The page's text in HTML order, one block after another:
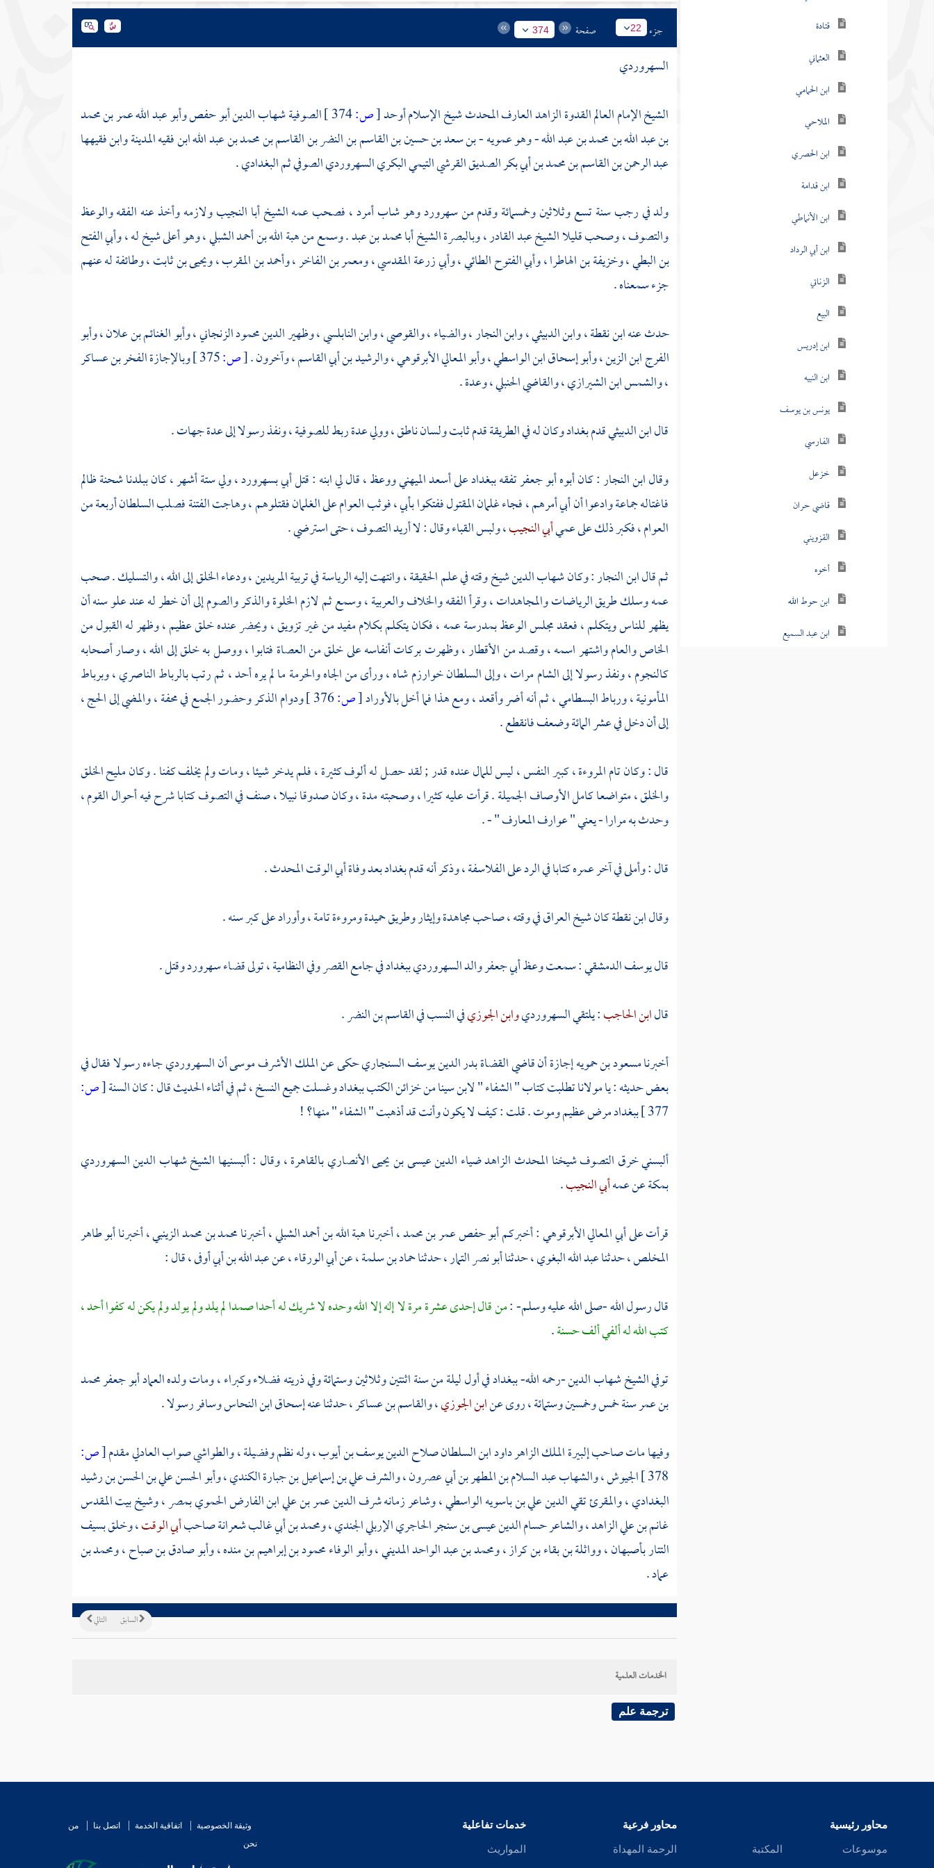
قتادة
العثماني
ابن الحمامي
الملاحي
ابن الحصري
ابن قدامة
ابن الأنماطي
ابن أبي الرداد
الزناتي
البيع
ابن إدريس
ابن النبيه
يونس بن يوسف
الفارسي
خزعل
قاضي حران
القزويني
أخوه
ابن حوط الله
ابن عبد السميع
ابن صصرى
جزء 22 صفحة 374
السهروردي
الشيخ الإمام العالم القدوة الزاهد العارف المحدث شيخ الإسلام أوحد[ص:374 ] الصوفيةشهاب الدين أبو حفص وأبو عبد الله عمر بن محمد
بن عبد الله بن محمد بن عبد الله - وهو عمويه - بن سعد بن حسين بن القاسم بن النضر بن القاسم بن محمد بن عبد الله ابن فقيهالمدينةوابن فقيهها
عبد الرحمن بن القاسم بن محمد بن أبي بكر الصديق القرشي التيمي البكري السهروردي الصوفي ثم البغدادي.
ولد في رجب سنة تسع وثلاثين وخمسمائة وقدم منسهروردوهو شاب أمرد ، فصحب عمه الشيخأبا النجيبولازمه وأخذ عنه الفقه والوعظ
والتصوف ، وصحب قليلا الشيخعبد القادر،وبالبصرةالشيخأبا محمد بن عبد. وسمع منهبة الله بن أحمد الشبلي، وهو أعلى شيخ له ،وأبي الفتح
بن البطي،وخزيفة بن الهاطرا،وأبي الفتوح الطائي،وأبي زرعة المقدسي،ومعمر بن الفاخر،وأحمد بن المقرب،ويحيى بن ثابت، وطائفة له عنهم
جزء سمعناه .
حدث عنهابن نقطة،وابن الدبيثي،وابن النجار،والضياء،والقوصي،وابن النابلسي،وظهير الدين محمود الزنجاني،وأبو الغنائم بن علان،وأبو
الفرج ابن الزين،وأبو إسحاق ابن الواسطي،وأبو المعالي الأبرقوهي،والرشيد بن أبي القاسم، وآخرون .[ص: وبالإجازةالفخر بن عساكر
،والشمس ابن الشيرازي،والقاضي الحنبلي، وعدة .
قالابن الدبيثيقدمبغدادوكان له في الطريقة قدم ثابت ولسان ناطق ، وولي عدة ربطللصوفية، ونفذ رسولا إلى عدة جهات .
وقالابن النجار: كان أبوهأبو جعفرتفقهببغدادعلىأسعد الميهنيووعظ ، قال لي ابنه : قتل أبيبسهرورد، ولي ستة أشهر ، كان ببلدنا شحنة ظالم
فاغتاله جماعة وادعوا أن أبي أمرهم ، فجاء غلمان المقتول ففتكوا بأبي ، فوثب العوام على الغلمان فقتلوهم ، وهاجت الفتنة فصلب السلطان أربعة من
العوام ، فكبر ذلك على عميأبي النجيب، ولبس القباء وقال : لا أريد التصوف ، حتى استرضي .
ثم قالابن النجار: وكانشهاب الدينشيخ وقته في علم الحقيقة ، وانتهت إليه الرياسة في تربية المريدين ، ودعاء الخلق إلى الله ، والتسليك . صحب
عمه وسلك طريق الرياضات والمجاهدات ، وقرأ الفقه والخلاف والعربية ، وسمع ثم لازم الخلوة والذكر والصوم إلى أن خطر له عند علو سنه أن
يظهر للناس ويتكلم ، فعقد مجلس الوعظ بمدرسة عمه ، فكان يتكلم بكلام مفيد من غير تزويق ، ويحضر عنده خلق عظيم ، وظهر له القبول من
الخاص والعام واشتهر اسمه ، وقصد من الأقطار ، وظهرت بركات أنفاسه على خلق من العصاة فتابوا ، ووصل به خلق إلى الله ، وصار أصحابه
كالنجوم ، ونفذ رسولا إلىالشاممرات ، وإلىالسلطان خوارزم شاه، ورأى من الجاه والحرمة ما لم يره أحد ، ثم رتببالرباط الناصري،وبرباط
المأمونية،ورباط البسطامي، ثم أنه أضر وأقعد ، ومع هذا فما أخل بالأوراد[ص:376 ]
ودوام الذكر وحضور الجمع في محفة ، والمضي إلى الحج ،
إلى أن دخل في عشر المائة وضعف فانقطع .
قال : وكان تام المروءة ، كبير النفس ، ليس للمال عنده قدر ; لقد حصل له ألوف كثيرة ، فلم يدخر شيئا ، ومات ولم يخلف كفنا . وكان مليح الخلق
والخلق ، متواضعا كامل الأوصاف الجميلة . قرأت عليه كثيرا ، وصحبته مدة ، وكان صدوقا نبيلا ، صنف في التصوف كتابا شرح فيه أحوال القوم ،
وحدث به مرارا - يعني " عوارف المعارف " - .
قال : وأملى في آخر عمره كتابا في الرد علىالفلاسفة، وذكر أنه قدمبغدادبعد وفاةأبي الوقت المحدث.
وقالابن نقطةكان شيخالعراقفي وقته ، صاحب مجاهدة وإيثار وطريق حميدة ومروءة تامة ، وأوراد على كبر سنه .
قاليوسف الدمشقي: سمعت وعظأبي جعفروالدالسهرورديببغدادفيجامع القصروفيالنظامية، تولى قضاءسهروردوقتل .
قالابن الحاجب: يلتقيالسهرورديوابن الجوزيفي النسب فيالقاسم بن النضر.
أخبرنامسعود بن حمويهإجازة أنقاضي القضاة بدر الدين يوسف السنجاريحكى عنالملك الأشرف موسىأنالسهرورديجاءه رسولا فقال في
بعض حديثه : يا مولانا تطلبت كتاب " الشفاء "لابن سينامن خزائن الكتبببغدادوغسلت جميع النسخ ، ثم في أثناء الحديث قال : كان السنة[ص:
377 ] ببغدادمرض عظيم وموت . قلت : كيف لا يكون وأنت قد أذهبت " الشفاء " منها؟ !
ألبسني خرق التصوف شيخناالمحدث الزاهد ضياء الدين عيسى بن يحيى الأنصاريبالقاهرة، وقال : ألبسنيها الشيخشهاب الدين السهروردي
بمكةعن عمهأبي النجيب.
قرأت علىأبي المعالي الأبرقوهي: أخبركمأبو حفص عمر بن محمد، أخبرناهبة الله بن أحمد الشبلي، أخبرنامحمد بن محمد الزينبي، أخبرناأبو طاهر
المخلص، حدثناعبد الله البغوي، حدثناأبو نصر التمار، حدثناحماد بن سلمة، عنأبي الورقاء، عنعبد الله بن أبي أوفى، قال :
قال رسول الله -صلى الله عليه وسلم- :من قال إحدى عشرة مرة لا إله إلا الله وحده لا شريك له أحدا صمدا لم يلد ولم يولد ولم يكن له كفوا أحد ،
كتب الله له ألفي ألف حسنة.
توفي الشيخشهاب الدين-رحمه الله-ببغدادفي أول ليلة من سنة اثنتين وثلاثين وستمائة وفي ذريته فضلاء وكبراء ، ومات ولدهالعماد أبو جعفر محمد
بن عمرسنة خمس وخمسين وستمائة ، روى عنابن الجوزي،والقاسم بن عساكر، حدثنا عنهإسحاق ابن النحاسوسافر رسولا .
وفيها مات صاحبإلبيرةالملك الزاهر داود ابن السلطان صلاح الدين يوسف بن أيوب، وله نظم وفضيلة ،والطواشيصوابالعادليمقدم[ص:
378 ] الجيوش ،والشهاب عبد السلام بن المطهر بن أبي عصرون،والشرف علي بن إسماعيل بن جبارة الكندي،وأبو الحسن علي بن الحسن بن رشيد
البغدادي،والمقرئ تقي الدين علي بن باسويه الواسطي،وشاعر زمانه شرف الدين عمر بن علي ابن الفارض الحمويبمصر،وشيخبيت المقدس
غانم بن علي الزاهد، والشاعرحسام الدين عيسى بن سنجر الحاجري الإربلي الجندي،ومحمد بن أبي غالب شعرانةصاحبأبي الوقت، وخلق بسيف
التتاربأصبهان،وواثلة بن بقاء بن كراز،ومحمد بن عبد الواحد المديني،وأبو الوفاء محمود بن إبراهيم بن منده،وأبو صادق بن صباح،ومحمد بن
عماد.
التالي السابق
الخدمات العلمية
ترجمة علم
محاور رئيسية
موسوعات المكتبة
محاور فرعية
الرحمة المهداة
خدمات تفاعلية
المواريث
وثيقة الخصوصية اتفاقية الخدمة اتصل بنا
من
نحن